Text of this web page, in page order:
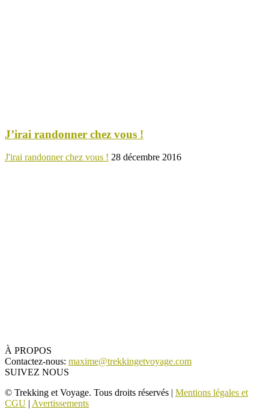
J’irai randonner chez vous !
J'irai randonner chez vous ! 28 décembre 2016
À PROPOS
Contactez-nous: maxime@trekkingetvoyage.com
SUIVEZ NOUS
© Trekking et Voyage. Tous droits réservés | Mentions légales et
CGU | Avertissements